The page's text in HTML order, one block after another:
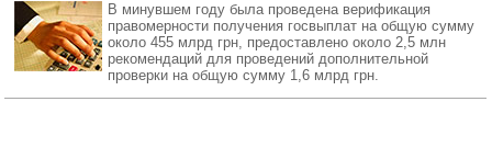
В минувшем году была проведена верификация
правомерности получения госвыплат на общую сумму
около 455 млрд грн, предоставлено около 2,5 млн
рекомендаций для проведений дополнительной
проверки на общую сумму 1,6 млрд грн.